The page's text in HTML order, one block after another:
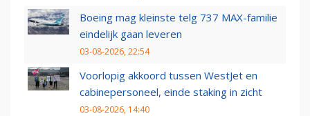
Boeing mag kleinste telg 737 MAX-familie
eindelijk gaan leveren
03-08-2026, 22:54
Voorlopig akkoord tussen WestJet en
cabinepersoneel, einde staking in zicht
03-08-2026, 14:40